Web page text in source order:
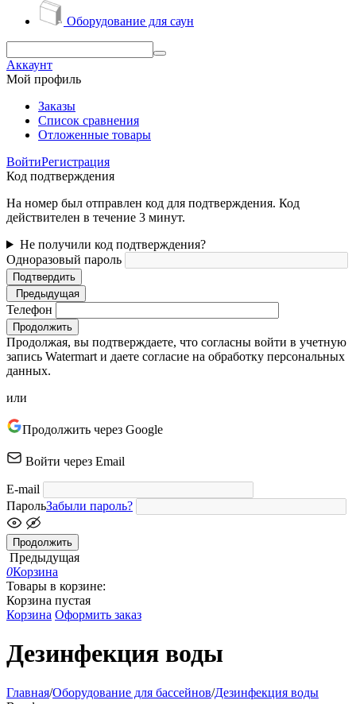
Оборудование для саун
Аккаунт
Мой профиль
Заказы
Список сравнения
Отложенные товары
ВойтиРегистрация
Код подтверждения
На номер был отправлен код для подтверждения. Код
действителен в течение 3 минут.
Не получили код подтверждения?
Одноразовый пароль
Подтвердить
Предыдущая
Телефон
Продолжить
Продолжая, вы подтверждаете, что согласны войти в учетную
запись Watermart и даете согласие на обработку персональных
данных.
или
Продолжить через Google
Войти через Email
E-mail
ПарольЗабыли пароль?
Продолжить
Предыдущая
0Корзина
Товары в корзине:
Корзина пустая
Корзина Оформить заказ
Дезинфекция воды
Главная/Оборудование для бассейнов/Дезинфекция воды